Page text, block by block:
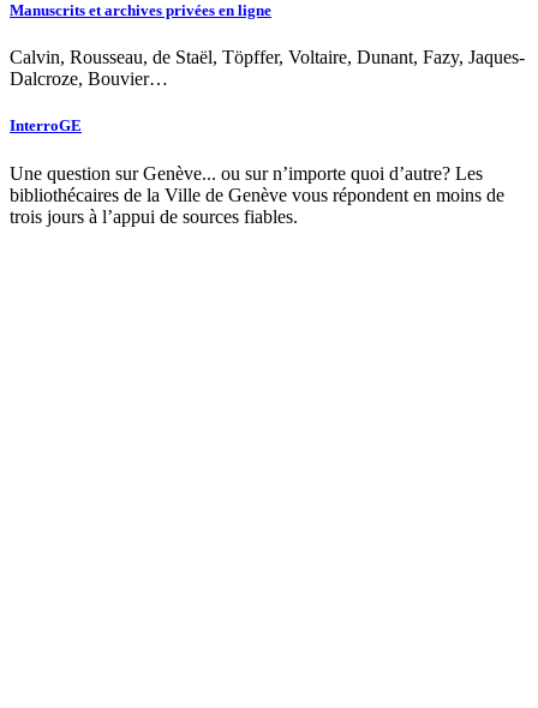
Manuscrits et archives privées en ligne
Calvin, Rousseau, de Staël, Töpffer, Voltaire, Dunant, Fazy, Jaques-
Dalcroze, Bouvier…
InterroGE
Une question sur Genève... ou sur n’importe quoi d’autre? Les
bibliothécaires de la Ville de Genève vous répondent en moins de
trois jours à l’appui de sources fiables.